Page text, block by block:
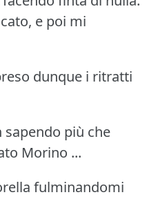
e poi mi
dunque i ritratti
più che
Morino ...
fulminandomi